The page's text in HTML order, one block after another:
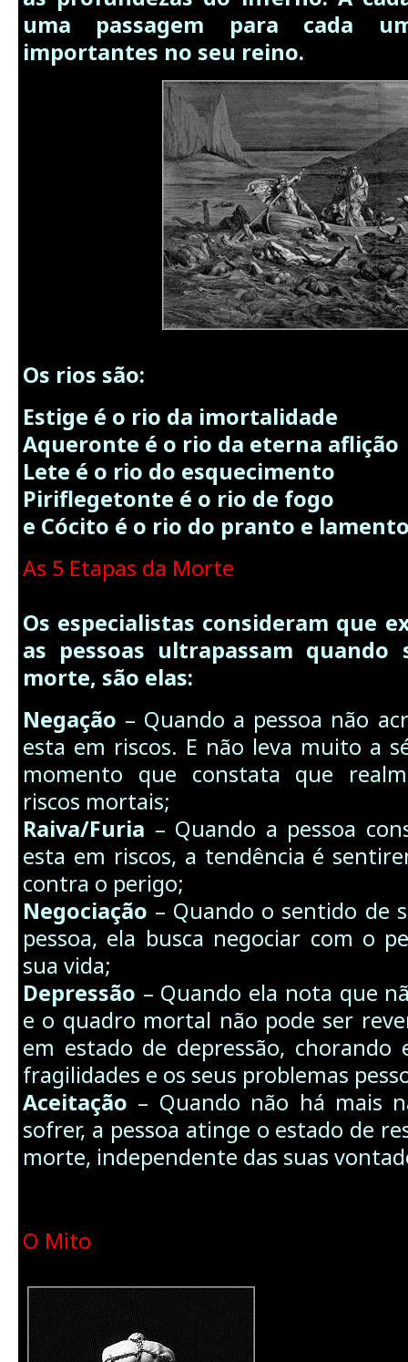
uma passagem para cada
importantes no seu reino.
Os rios são:
Estige é o rio da imortalidade
Aqueronte é o rio da eterna aflição
Lete é o rio do esquecimento
Piriflegetonte é o rio de fogo
e Cócito é o rio do pranto e
As 5 Etapas da Morte
Os especialistas consideram que
as pessoas ultrapassam quando
morte, são elas:
Negação – Quando a pessoa não
esta em riscos. E não leva muito a
momento que constata que
riscos mortais;
Raiva/Furia – Quando a pessoa
esta em riscos, a tendência é
contra o perigo;
Negociação – Quando o sentido de
pessoa, ela busca negociar com o
sua vida;
Depressão – Quando ela nota que
e o quadro mortal não pode ser
em estado de depressão, chorando
fragilidades e os seus problemas
Aceitação – Quando não há mais
sofrer, a pessoa atinge o estado de
morte, independente das suas
O Mito